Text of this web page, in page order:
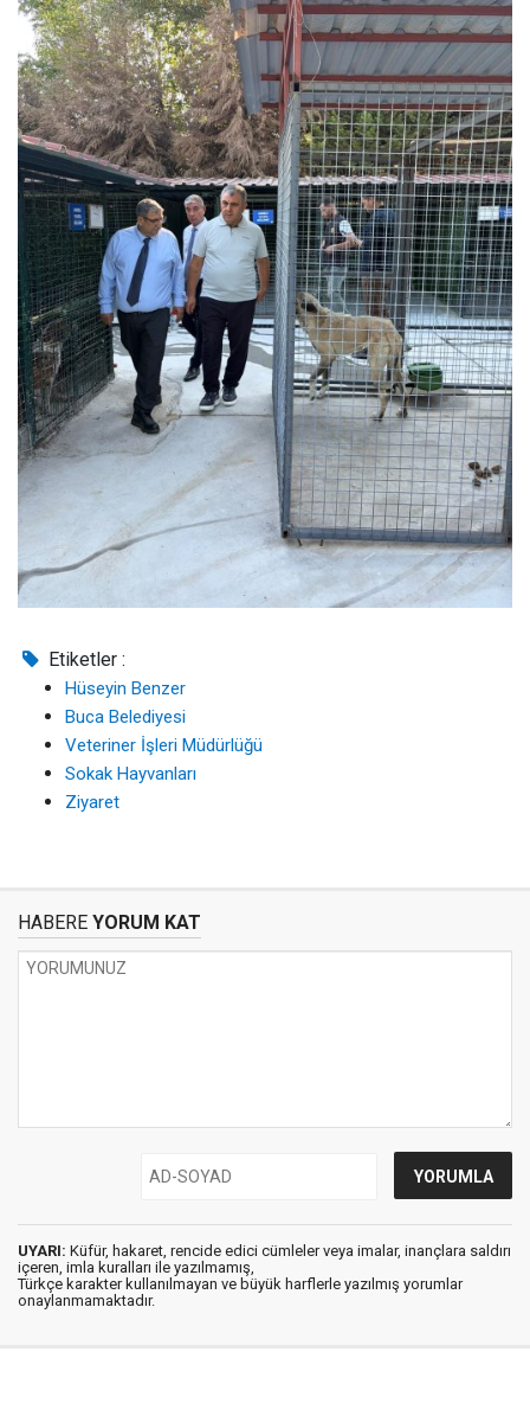
Etiketler :
Hüseyin Benzer
Buca Belediyesi
Veteriner İşleri Müdürlüğü
Sokak Hayvanları
Ziyaret
HABERE YORUM KAT
UYARI: Küfür, hakaret, rencide edici cümleler veya imalar, inançlara saldırı
içeren, imla kuralları ile yazılmamış,
Türkçe karakter kullanılmayan ve büyük harflerle yazılmış yorumlar
onaylanmamaktadır.